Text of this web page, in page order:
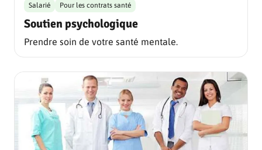
Soutien psychologique
Salarié Pour les contrats santé
Prendre soin de votre santé mentale.